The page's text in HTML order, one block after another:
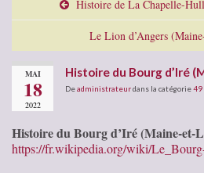
Histoire de La Chapelle-
Le Lion d’Angers
MAI
18
2022
Histoire du Bourg d’Iré
Deadministrateurdans la catégorie49
Histoire du Bourg d’Iré (Maine-et-
https://fr.wikipedia.org/wiki/